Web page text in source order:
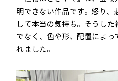
明できない作品です。怒り、
して本当の気持ち。そうし
でなく、色や形、配置によっ
れました。